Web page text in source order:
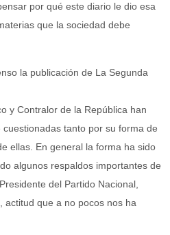
por qué este diario le dio esa
que la sociedad debe
la publicación de La Segunda
y Contralor de la República han
tanto por su forma de
ellas. En general la forma ha sido
algunos respaldos importantes de
del Partido Nacional,
actitud que a no pocos nos ha